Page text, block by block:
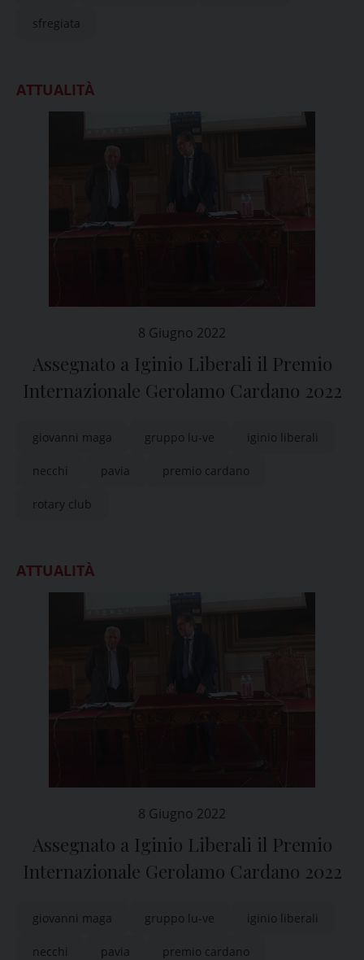
sfregiata
ATTUALITÀ
8 Giugno 2022
Assegnato a Iginio Liberali il Premio
Internazionale Gerolamo Cardano 2022
giovanni maga gruppo lu-ve iginio liberali
necchi pavia premio cardano
rotary club
ATTUALITÀ
8 Giugno 2022
Assegnato a Iginio Liberali il Premio
Internazionale Gerolamo Cardano 2022
giovanni maga gruppo lu-ve iginio liberali
necchi pavia premio cardano